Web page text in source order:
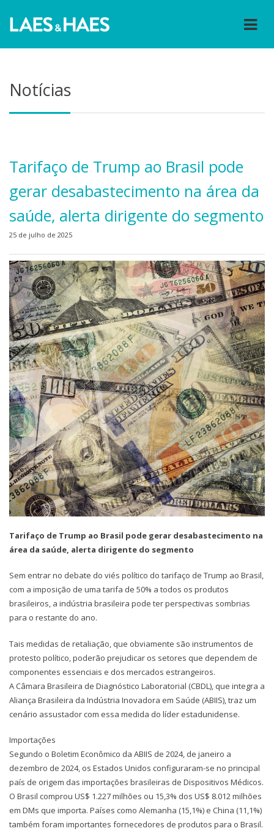
Notícias
Tarifaço de Trump ao Brasil pode
gerar desabastecimento na área da
saúde, alerta dirigente do segmento
25 de julho de 2025
Tarifaço de Trump ao Brasil pode gerar desabastecimento na
área da saúde, alerta dirigente do segmento
Sem entrar no debate do viés político do tarifaço de Trump ao Brasil,
com a imposição de uma tarifa de 50% a todos os produtos
brasileiros, a indústria brasileira pode ter perspectivas sombrias
para o restante do ano.
Tais medidas de retaliação, que obviamente são instrumentos de
protesto político, poderão prejudicar os setores que dependem de
componentes essenciais e dos mercados estrangeiros.
A Câmara Brasileira de Diagnóstico Laboratorial (CBDL), que integra a
Aliança Brasileira da Indústria Inovadora em Saúde (ABIIS), traz um
cenário assustador com essa medida do líder estadunidense.
Importações
Segundo o Boletim Econômico da ABIIS de 2024, de janeiro a
dezembro de 2024, os Estados Unidos configuraram-se no principal
país de origem das importações brasileiras de Dispositivos Médicos.
O Brasil comprou US$ 1.227 milhões ou 15,3% dos US$ 8.012 milhões
em DMs que importa. Países como Alemanha (15,1%) e China (11,1%)
também foram importantes fornecedores de produtos para o Brasil.